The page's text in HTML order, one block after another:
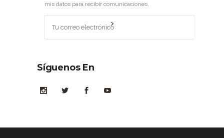
mis datos para recibir comunicaciones.
Síguenos En